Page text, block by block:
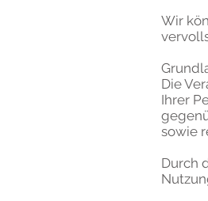
Wir
Die
Ihrer
sowie
Durch